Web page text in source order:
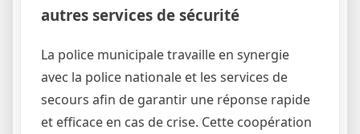
autres services de sécurité
La police municipale travaille en synergie
avec la police nationale et les services de
secours afin de garantir une réponse rapide
et efficace en cas de crise. Cette coopération